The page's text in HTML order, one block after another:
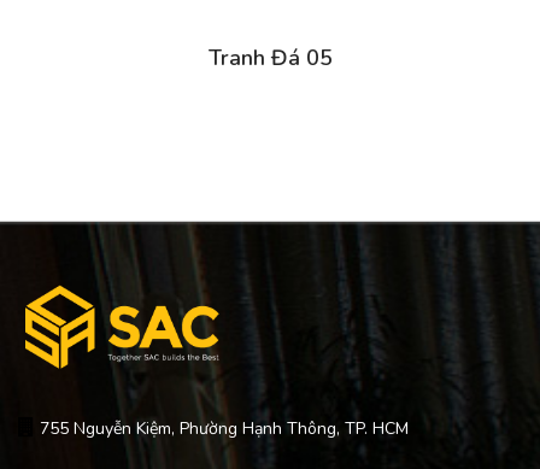
Tranh Đá 05
755 Nguyễn Kiệm, Phường Hạnh Thông, TP. HCM